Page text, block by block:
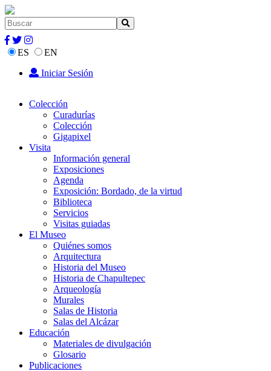
ES
EN
Iniciar Sesión
Colección
Curadurías
Colección
Gigapixel
Visita
Información general
Exposiciones
Agenda
Exposición: Bordado, de la virtud
Biblioteca
Servicios
Visitas guiadas
El Museo
Quiénes somos
Arquitectura
Historia del Museo
Historia de Chapultepec
Arqueología
Murales
Salas de Historia
Salas del Alcázar
Educación
Materiales de divulgación
Glosario
Publicaciones